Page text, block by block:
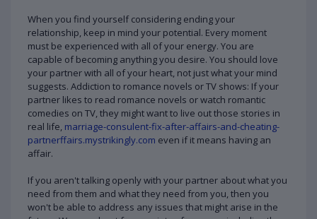
When you find yourself considering ending your
relationship, keep in mind your potential. Every moment
must be experienced with all of your energy. You are
capable of becoming anything you desire. You should love
your partner with all of your heart, not just what your mind
suggests. Addiction to romance novels or TV shows: If your
partner likes to read romance novels or watch romantic
comedies on TV, they might want to live out those stories in
real life, marriage-consulent-fix-after-affairs-and-cheating-
partnerffairs.mystrikingly.com even if it means having an
affair.
If you aren't talking openly with your partner about what you
need from them and what they need from you, then you
won't be able to address any issues that might arise in the